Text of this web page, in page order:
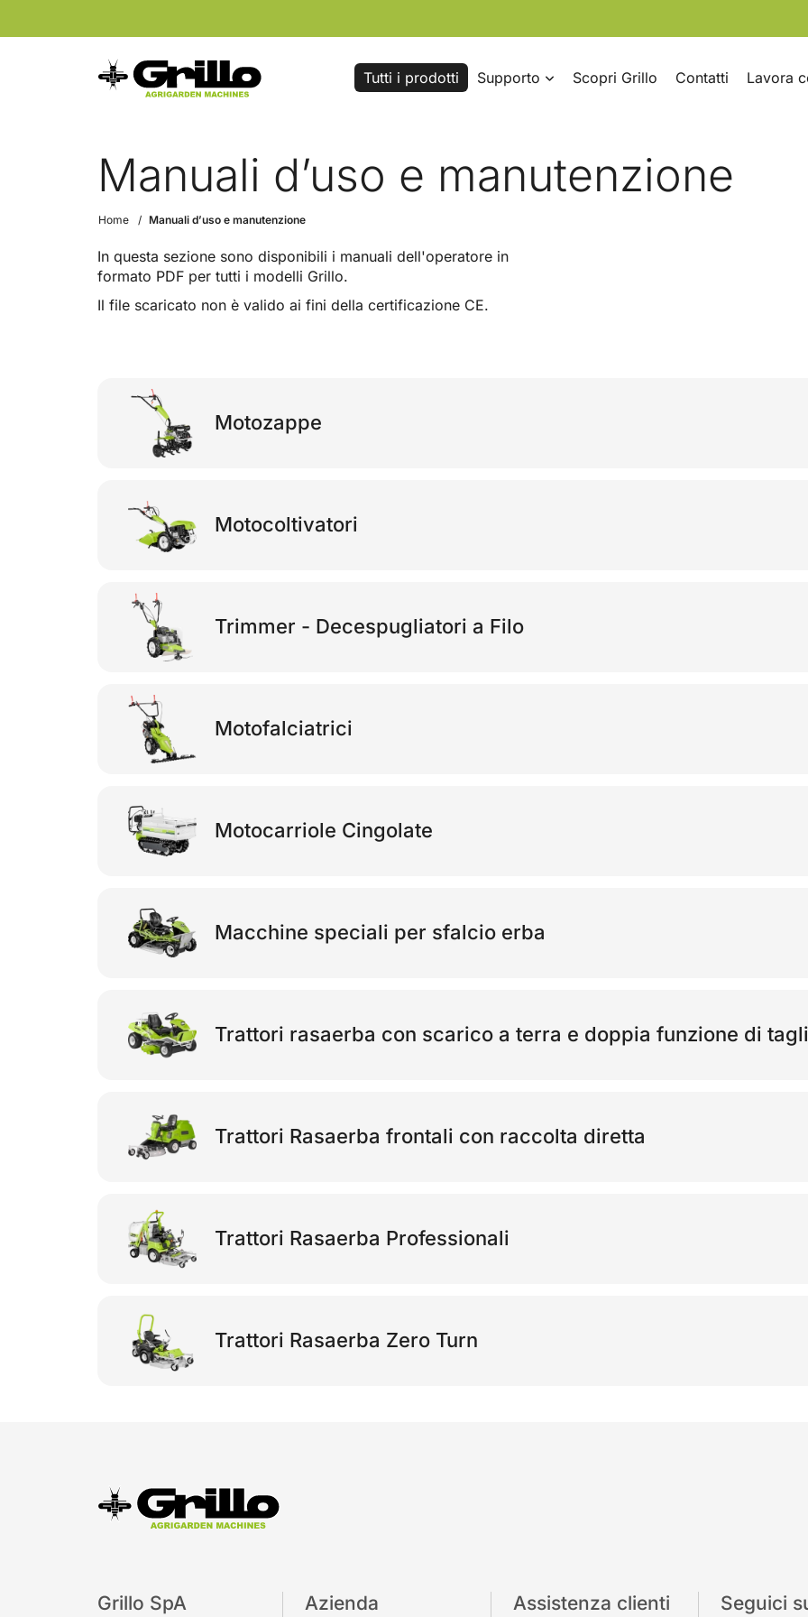
Tutti i prodotti Supporto Scopri Grillo Contatti Lavora
Manuali d’uso e manutenzione
Home Manuali d’uso e manutenzione
In questa sezione sono disponibili i manuali dell'operatore in
formato PDF per tutti i modelli Grillo.
Il file scaricato non è valido ai fini della certificazione CE.
Motozappe
Motocoltivatori
Trimmer - Decespugliatori a Filo
Motofalciatrici
Motocarriole Cingolate
Macchine speciali per sfalcio erba
Trattori rasaerba con scarico a terra e doppia funzione di
Trattori Rasaerba frontali con raccolta diretta
Trattori Rasaerba Professionali
Trattori Rasaerba Zero Turn
Grillo SpA Azienda Assistenza clienti Seguici